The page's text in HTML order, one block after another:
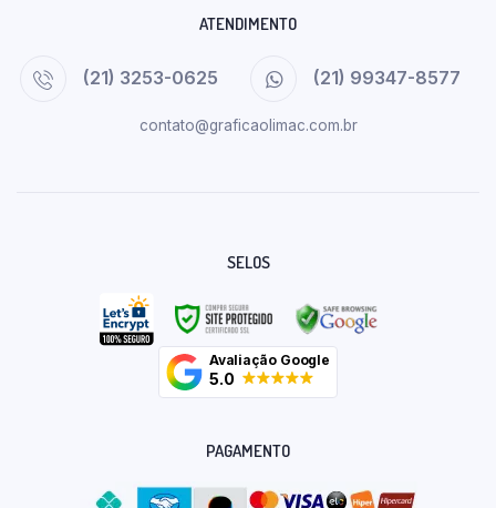
ATENDIMENTO
(21) 3253-0625 (21) 99347-8577
contato@graficaolimac.com.br
SELOS
Avaliação Google
5.0
PAGAMENTO